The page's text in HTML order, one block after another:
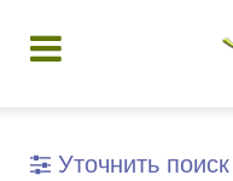
Уточнить поиск